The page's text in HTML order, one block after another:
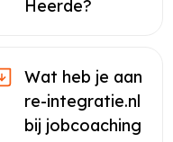
Heerde?
Wat heb je aan
re-integratie.nl
bij jobcoaching